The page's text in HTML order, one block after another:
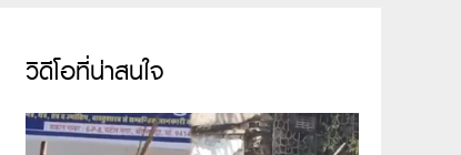
วิดีโอที่น่าสนใจ